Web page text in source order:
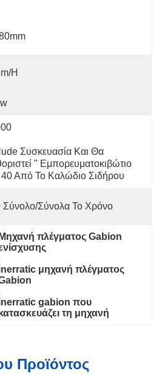
h
Συσκευασία Και Θα
" Εμπορευματοκιβώτιο
40 Από Το Καλώδιο Σιδήρου
Σύνολο/σύνολα Το Χρόνο
Μηχανή πλέγματος Gabion
μηχανή πλέγματος
gabion που
τη μηχανή
Προϊόντος